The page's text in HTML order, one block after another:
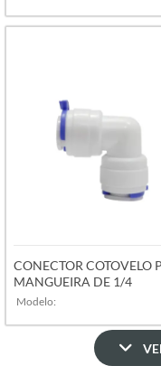
CONECTOR COTOVELO
MANGUEIRA DE 1/4
Modelo: